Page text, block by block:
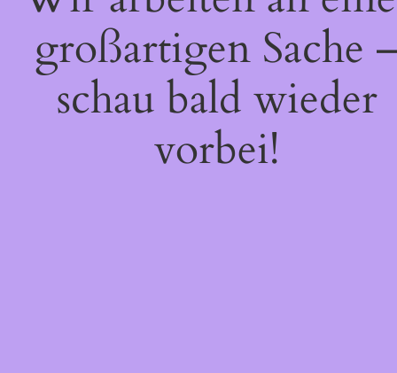
großartigen Sache
schau bald wieder
vorbei!